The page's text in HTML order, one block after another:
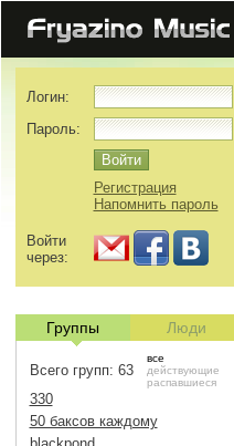
Логин:
Пароль:
Регистрация
Напомнить пароль
Войти
через:
Группы Люди
Всего групп: 63
все
действующие
распавшиеся
330
50 баксов каждому